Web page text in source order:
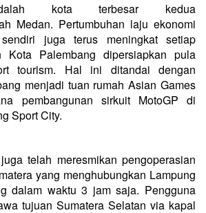
kota terbesar kedua
Medan. Pertumbuhan laju ekonomi
juga terus meningkat setiap
Kota Palembang dipersiapkan pula
tourism. Hal ini ditandai dengan
menjadi tuan rumah Asian Games
pembangunan sirkuit MotoGP di
Sport City.
telah meresmikan pengoperasian
yang menghubungkan Lampung
dalam waktu 3 jam saja. Pengguna
tujuan Sumatera Selatan via kapal